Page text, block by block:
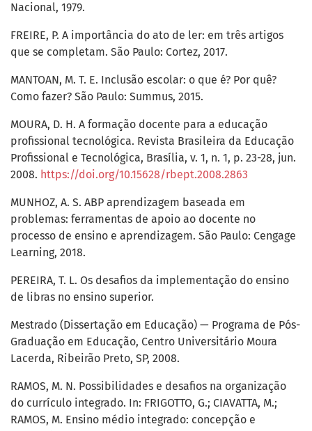
Nacional, 1979.
FREIRE, P. A importância do ato de ler: em três artigos
que se completam. São Paulo: Cortez, 2017.
MANTOAN, M. T. E. Inclusão escolar: o que é? Por quê?
Como fazer? São Paulo: Summus, 2015.
MOURA, D. H. A formação docente para a educação
profissional tecnológica. Revista Brasileira da Educação
Profissional e Tecnológica, Brasília, v. 1, n. 1, p. 23-28, jun.
2008. https://doi.org/10.15628/rbept.2008.2863
MUNHOZ, A. S. ABP aprendizagem baseada em
problemas: ferramentas de apoio ao docente no
processo de ensino e aprendizagem. São Paulo: Cengage
Learning, 2018.
PEREIRA, T. L. Os desafios da implementação do ensino
de libras no ensino superior.
Mestrado (Dissertação em Educação) — Programa de Pós-
Graduação em Educação, Centro Universitário Moura
Lacerda, Ribeirão Preto, SP, 2008.
RAMOS, M. N. Possibilidades e desafios na organização
do currículo integrado. In: FRIGOTTO, G.; CIAVATTA, M.;
RAMOS, M. Ensino médio integrado: concepção e